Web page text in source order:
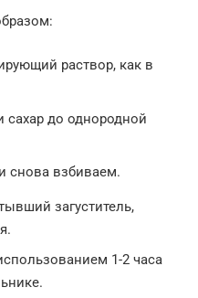
раствор, как в
до однородной
снова взбиваем.
загуститель,
1-2 часа